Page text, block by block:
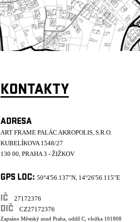
KONTAKTY
ADRESA
ART FRAME PALÁC AKROPOLIS, S.R.O.
KUBELÍKOVA 1548/27
130 00, PRAHA 3 - ŽIŽKOV
GPS LOC: 50°4'56.137"N, 14°26'56.115"E
IČ 27172376
DIČ CZ27172376
Zapsáno Městský soud Praha, oddíl C, vložka 101808